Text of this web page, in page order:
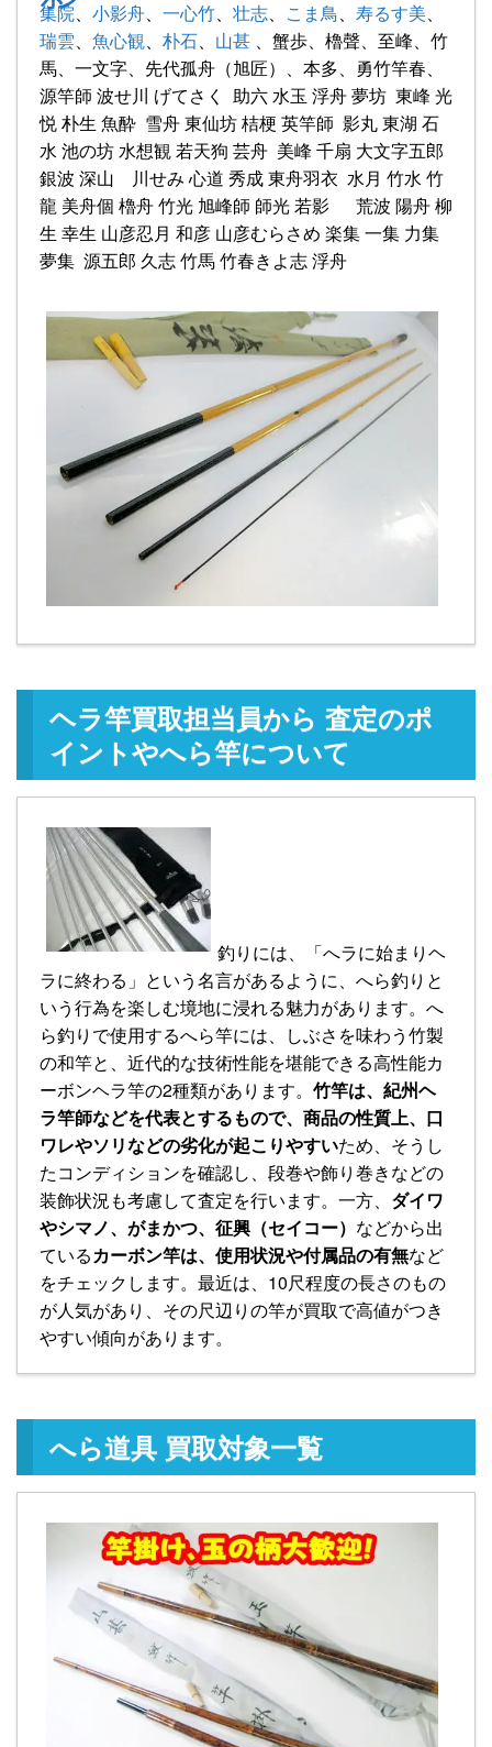
集院、 小影舟、 一心竹、 壮志、 こま鳥、 寿るす美、
瑞雲、 魚心観、 朴石、 山甚 、蟹歩、櫓聲、至峰、竹
馬、一文字、先代孤舟（旭匠）、本多、勇竹竿春、
源竿師 波せ川 げてさく 助六 水玉 浮舟 夢坊 東峰 光
悦 朴生 魚酔 雪舟 東仙坊 桔梗 英竿師 影丸 東湖 石
水 池の坊 水想観 若天狗 芸舟 美峰 千扇 大文字五郎
銀波 深山 川せみ 心道 秀成 東舟羽衣 水月 竹水 竹
龍 美舟個 櫓舟 竹光 旭峰師 師光 若影 荒波 陽舟 柳
生 幸生 山彦忍月 和彦 山彦むらさめ 楽集 一集 力集
夢集 源五郎 久志 竹馬 竹春きよ志 浮舟
ヘラ竿買取担当員から 査定のポ
イントやへら竿について
釣りには、「へラに始まりヘ
ラに終わる」という名言があるように、へら釣りと
いう行為を楽しむ境地に浸れる魅力があります。へ
ら釣りで使用するへら竿には、しぶさを味わう竹製
の和竿と、近代的な技術性能を堪能できる高性能カ
ーボンヘラ竿の2種類があります。 竹竿は、紀州ヘ
ラ竿師などを代表とするもので、商品の性質上、口
ワレやソリなどの劣化が起こりやすいため、そうし
たコンディションを確認し、段巻や飾り巻きなどの
装飾状況も考慮して査定を行います。一方、 ダイワ
やシマノ、がまかつ、征興（セイコー） などから出
ているカーボン竿は、使用状況や付属品の有無など
をチェックします。最近は、10尺程度の長さのもの
が人気があり、その尺辺りの竿が買取で高値がつき
やすい傾向があります。
へら道具 買取対象一覧